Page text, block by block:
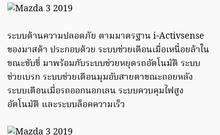
ระบบด้านความปลอดภัย ตามมาตรฐาน i-Activsense
ของมาสด้า ประกอบด้วย ระบบช่วยเตือนเมื่อเหนื่อยล้าใน
ขณะขับขี่ มาพร้อมกับระบบช่วยหยุดรถอัตโนมัติ ระบบ
ช่วยเบรก ระบบช่วยเตือนมุมอับสายตาขณะถอยหลัง
ระบบเตือนเมื่อรถออกนอกเลน ระบบควบคุมไฟสูง
อัตโนมัติ และระบบล็อคความเร็ว